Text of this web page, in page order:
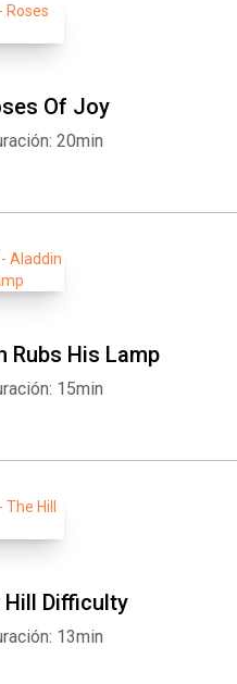
Of Joy
20min
Rubs His Lamp
15min
Hill Difficulty
13min